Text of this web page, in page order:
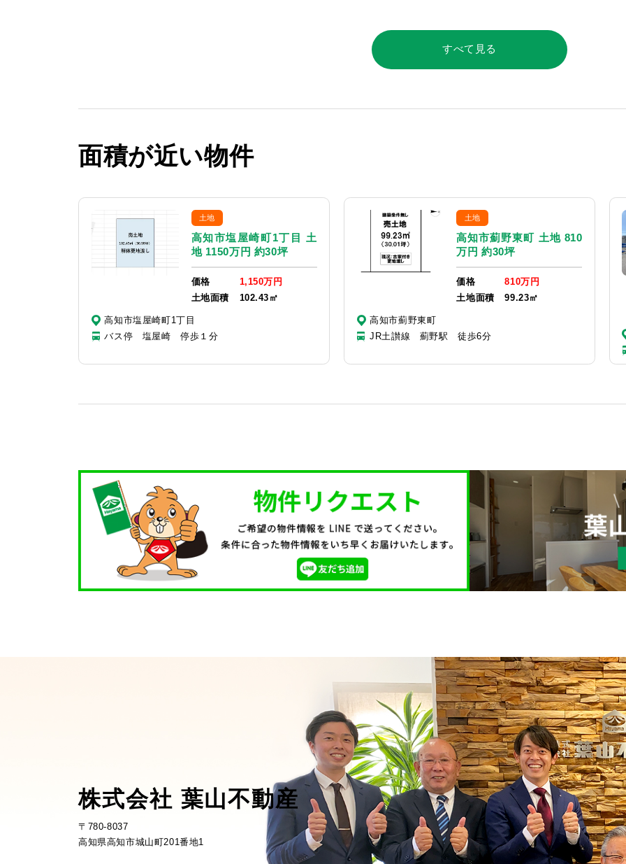
すべて見る
面積が近い物件
土地
高知市塩屋崎町1丁目 土
地 1150万円 約30坪
価格
1,150万円
土地面積
102.43㎡
高知市塩屋崎町1丁目
バス停 塩屋崎 停歩１分
土地
高知市薊野東町 土地 810
万円 約30坪
価格
810万円
土地面積
99.23㎡
高知市薊野東町
JR土讃線 薊野駅 徒歩6分
株式会社 葉山不動産
〒780-8037
高知県高知市城山町201番地1